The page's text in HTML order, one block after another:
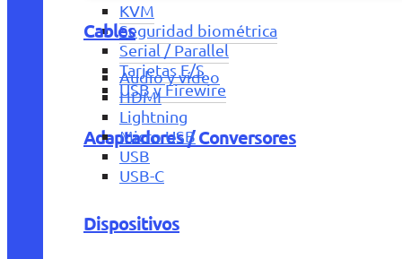
KVM
Seguridad biométrica
Serial / Parallel
Tarjetas E/S
USB y Firewire
Adaptadores / Conversores
Cables
Audio y vídeo
HDMI
Lightning
Micro USB
USB
USB-C
Dispositivos